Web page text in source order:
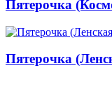
Пятерочка
Пятерочка